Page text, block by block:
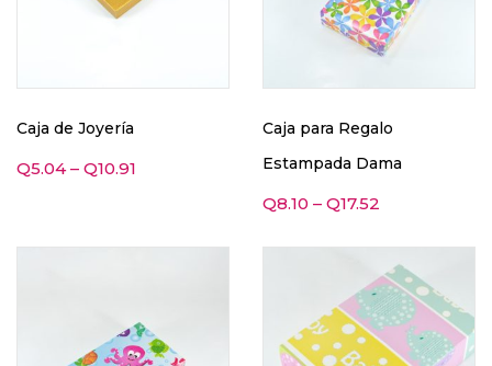
Caja de Joyería
Q5.04– Q10.91
Caja para Regalo
Estampada Dama
Q8.10 – Q17.52